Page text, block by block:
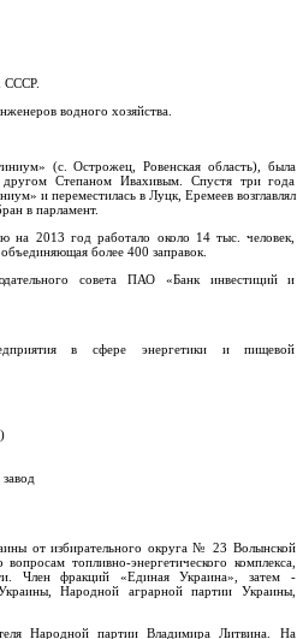
СССР.
водного хозяйства.
(с. Острожец, Ровенская область), была
Степаном Ивахивым. Спустя три года
и переместилась в Луцк, Еремеев возглавлял
в парламент.
на 2013 год работало около 14 тыс. человек,
более 400 заправок.
совета ПАО «Банк инвестиций и
в сфере энергетики и пищевой
от избирательного округа № 23 Волынской
топливно-энергетического комплекса,
Член фракций «Единая Украина», затем -
Народной аграрной партии Украины,
Народной партии Владимира Литвина. На